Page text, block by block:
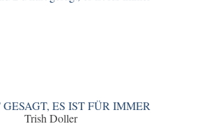
ES IST FÜR IMMER
Trish Doller